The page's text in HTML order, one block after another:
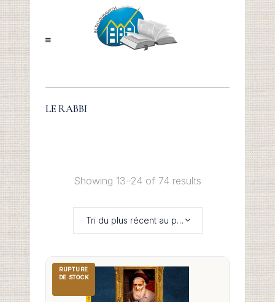
LE RABBI
Showing 13–24 of 74 results
Tri du plus récent au plus ancien
RUPTURE
DE STOCK